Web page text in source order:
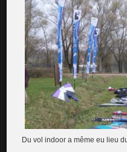
Du vol indoor a même eu lieu